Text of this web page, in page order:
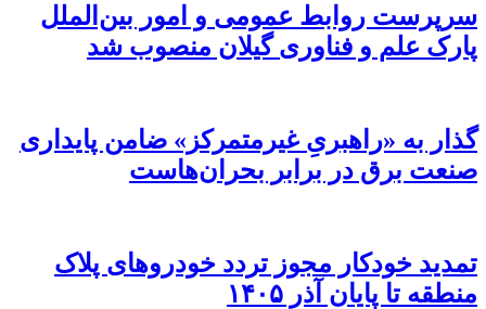
سرپرست روابط عمومی و امور بین‌الملل
پارک علم و فناوری گیلان منصوب شد
گذار به «راهبریِ غیرمتمرکز» ضامن پایداری
صنعت برق در برابر بحران‌هاست
تمدید خودکار مجوز تردد خودروهای پلاک
منطقه تا پایان آذر ۱۴۰۵